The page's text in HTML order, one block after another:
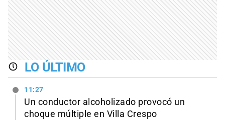
LO ÚLTIMO
11:27
Un conductor alcoholizado provocó un
choque múltiple en Villa Crespo